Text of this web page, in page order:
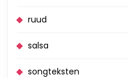
ruud
salsa
songteksten